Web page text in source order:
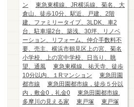
ン
東急東横線、JR横浜線、菊名、大
倉山、徒歩10分、駅近、戸建、2階
建、ファミリータイプ、3LDK、車2
台、駐車場2台、築浅、30坪、リノベ
ーション、リフォーム、仲介手数料不
要、売主、横浜市鶴見区上の宮、菊名
小学校、上の宮中学校、日当り、眺
望、通風
東急東横線、祐天寺、徒歩
10分以内、１Rマンション
東急田園
都市線
東急田園都市線，徒歩５分以
内，敷金0，礼金0
東急田園都市線.
多摩川の見える家
東戸塚
東戸塚